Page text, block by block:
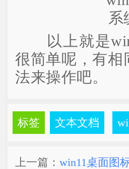
以上就是
很简单呢，有相
法来操作吧。
标签 文本文档
上一篇： win11桌面图